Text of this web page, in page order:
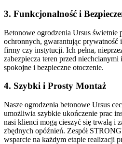
3. Funkcjonalność i
Betonowe ogrodzenia Ursus świetnie
ochronnych, gwarantując prywatność
firmy czy instytucji. Ich pełna,
zabezpiecza teren przed
spokojne i bezpieczne otoczenie.
4. Szybki i Prosty Montaż
Nasze ogrodzenia betonowe Ursus
umożliwia szybkie ukończenie prac
nasi klienci mogą cieszyć się trwałą i
zbędnych opóźnień. Zespół
wsparcie na każdym etapie realizacji